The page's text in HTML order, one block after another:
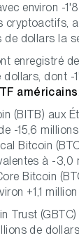
environ -
cryptoactifs,
dollars la
enregistré
dollars, dont
américains.
(BITB) aux
-15,6
Bitcoin
à -3,0
Bitcoin
+1,1
Trust
de